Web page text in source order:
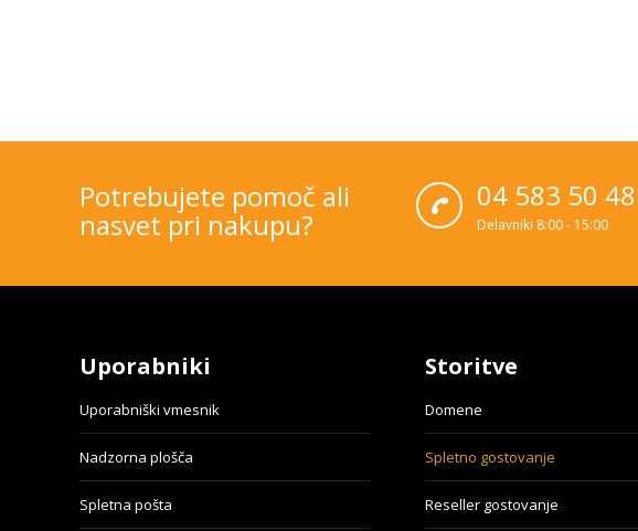
Potrebujete pomoč ali
nasvet pri nakupu?
04 583 50 48
Delavniki 8:00 - 15:00
Uporabniki
Uporabniški vmesnik
Nadzorna plošča
Spletna pošta
Storitve
Domene
Spletno gostovanje
Reseller gostovanje